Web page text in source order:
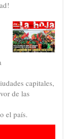
capitales,
de las
el país.